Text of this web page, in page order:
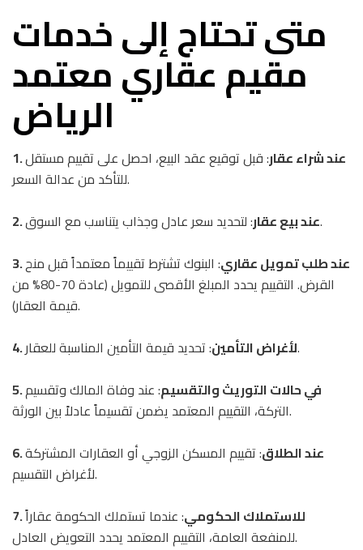
متى تحتاج إلى خدمات
مقيم عقاري معتمد
الرياض
1. عند شراء عقار: قبل توقيع عقد البيع، احصل على تقييم مستقل
للتأكد من عدالة السعر.
2. عند بيع عقار: لتحديد سعر عادل وجذاب يتناسب مع السوق.
3. عند طلب تمويل عقاري: البنوك تشترط تقييماً معتمداً قبل منح
القرض. التقييم يحدد المبلغ الأقصى للتمويل (عادة 70-80% من
قيمة العقار).
4. لأغراض التأمين: تحديد قيمة التأمين المناسبة للعقار.
5. في حالات التوريث والتقسيم: عند وفاة المالك وتقسيم
التركة، التقييم المعتمد يضمن تقسيماً عادلاً بين الورثة.
6. عند الطلاق: تقييم المسكن الزوجي أو العقارات المشتركة
لأغراض التقسيم.
7. للاستملاك الحكومي: عندما تستملك الحكومة عقاراً
للمنفعة العامة، التقييم المعتمد يحدد التعويض العادل.